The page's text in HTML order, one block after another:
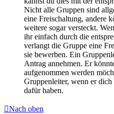
Nicht alle Gruppen sind
eine Freischaltung, andere
weitere sogar versteckt.
ihr einfach durch die
verlangt die Gruppe eine
sie bewerben. Ein
Antrag annehmen. Er
aufgenommen werden
Gruppenleiter, wenn er
dafür haben.
Nach oben